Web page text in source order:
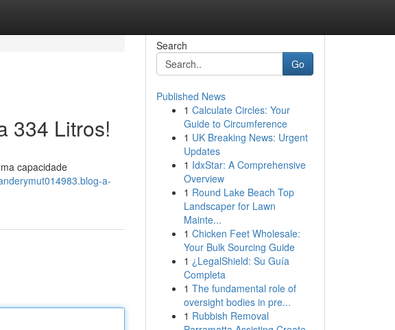
334 Litros!
capacidade
a-
Search
Go
Published News
1 Calculate Circles: Your
Guide to Circumference
1 UK Breaking News: Urgent
Updates
1 IdxStar: A Comprehensive
Overview
1 Round Lake Beach Top
Landscaper for Lawn
Mainte...
1 Chicken Feet Wholesale:
Your Bulk Sourcing Guide
1 ¿LegalShield: Su Guía
Completa
1 The fundamental role of
oversight bodies in pre...
1 Rubbish Removal